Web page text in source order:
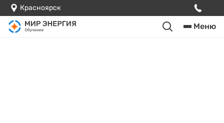
Красноярск
Меню